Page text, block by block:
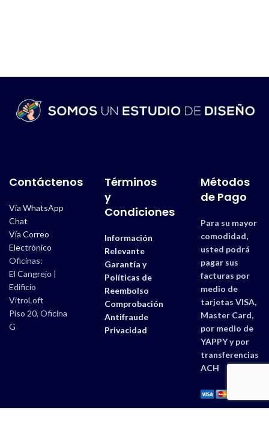
Contáctenos
Vía WhatsApp
Chat
Vía Correo
Electrónico
Oficinas:
El Cangrejo |
Edificio
VitroLoft
Piso 20, Oficina
G
Términos
y
Condiciones
Información
Relevante
Garantía y
Políticas de
Reembolso
Comprobación
Antifraude
Privacidad
Métodos
de Pago
Para su mayor
comodidad,
usted podrá
pagar sus
facturas por
medio de
tarjetas VISA,
Master Card,
por medio de
YAPPY y por
transferencias
ACH